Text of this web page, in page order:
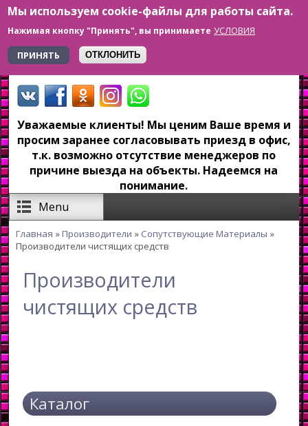
Мы используем cookie-файлы для работы сайта.
Нажимая кнопку "Принять", вы принимаете УСЛОВИЯ
ПРИНЯТЬ
ОТКЛОНИТЬ
Перейти к основному содержанию
+7 923 179-6-279
Уважаемые клиенты! Мы ценим Ваше время и
просим заранее согласовывать приезд в офис,
т.к. возможно отсутствие менеджеров по
причине выезда на объекты. Надеемся на
понимание.
Menu
Вы здесь
Главная »Производители » Сопутствующие Материалы »
Производители чистящих средств
Производители
чистящих средств
Каталог